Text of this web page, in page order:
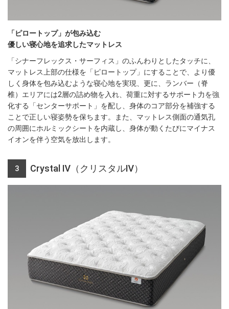
「ピロートップ」が包み込む
優しい寝心地を追求したマットレス
「シナーフレックス・サーフィス」のふんわりとしたタッチに、
マットレス上部の仕様を「ピロートップ」にすることで、より優
しく身体を包み込むような寝心地を実現、更に、ランバー（脊
椎）エリアには2層の詰め物を入れ、荷重に対するサポート力を強
化する「センターサポート」を配し、身体のコア部分を補強する
ことで正しい寝姿勢を保ちます。また、マットレス側面の通気孔
の周囲にホルミックシートを内蔵し、身体が動くたびにマイナス
イオンを伴う空気を放出します。
3 Crystal Ⅳ（クリスタルⅣ）